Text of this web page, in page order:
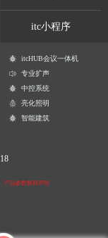
itc小程序
itcHUB会议一体机
专业扩声
中控系统
亮化照明
智能建筑
产品参数解释声明